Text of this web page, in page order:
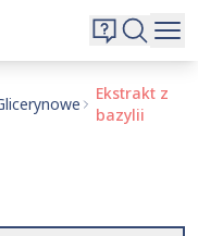
Ekstrakt z
bazylii
do zapytania.